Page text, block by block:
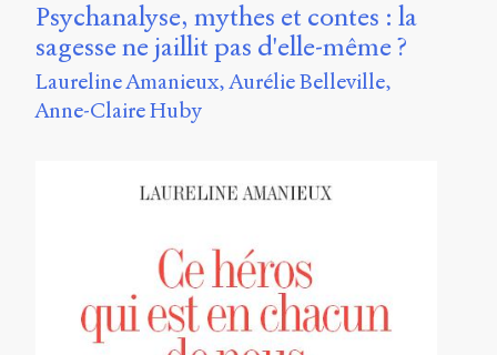
Psychanalyse, mythes et contes : la
sagesse ne jaillit pas d'elle-même ?
Laureline Amanieux Aurélie Belleville
Anne-Claire Huby